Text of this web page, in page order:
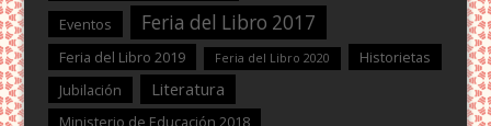
Eventos Feria del Libro 2017
Feria del Libro 2019 Feria del Libro 2020
Historietas
Jubilación
Literatura
Ministerio de Educación 2018